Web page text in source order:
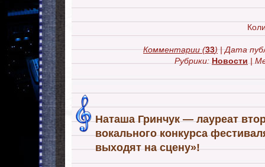
Комментарии (33) | Дата
Рубрики: Новости |
Наташа Гринчук — лауреат
вокального конкурса
выходят на сцену»!